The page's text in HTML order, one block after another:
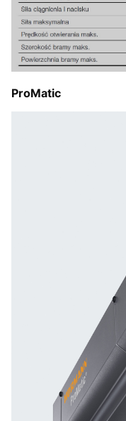
ProMatic